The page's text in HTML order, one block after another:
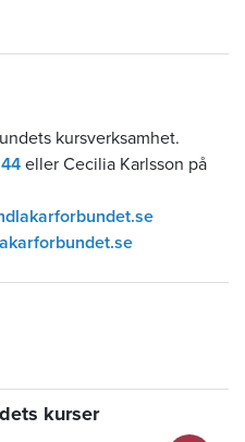
kursverksamhet.
eller Cecilia Karlsson på
kurser